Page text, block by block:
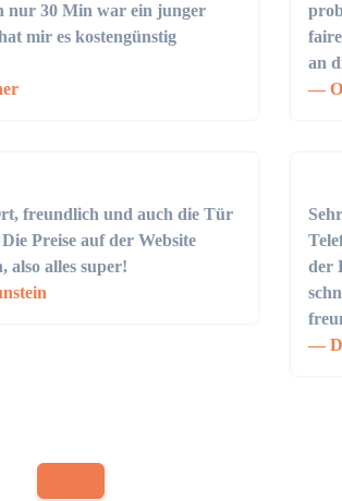
nur 30 Min war ein junger
mir es kostengünstig
an
freundlich und auch die Tür
Preise auf der Website
also alles super!
der